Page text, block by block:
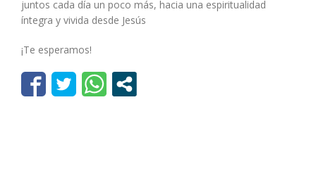
juntos cada día un poco más, hacia una espiritualidad
íntegra y vivida desde Jesús
¡Te esperamos!